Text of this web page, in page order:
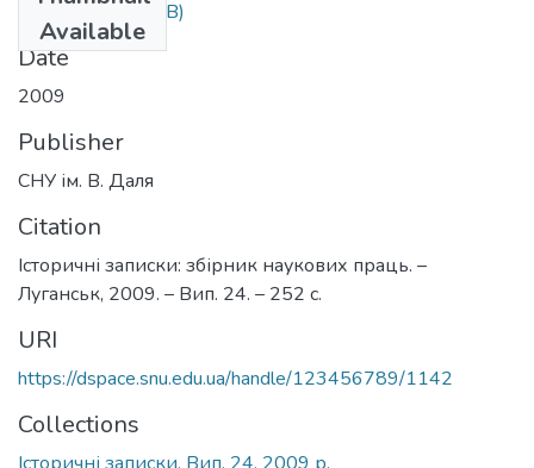
Available
iz_24.pdf(2.74 MB)
Date
2009
Publisher
СНУ ім. В. Даля
Citation
Історичні записки: збірник наукових праць. –
Луганськ, 2009. – Вип. 24. – 252 с.
URI
https://dspace.snu.edu.ua/handle/123456789/1142
Collections